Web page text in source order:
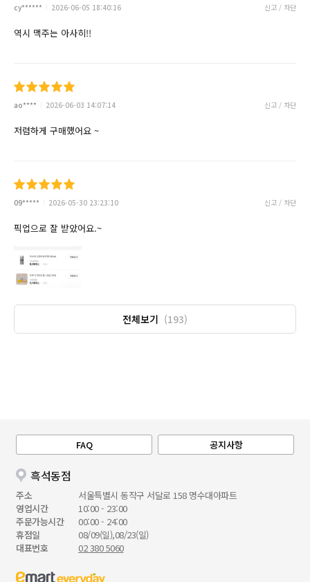
cy****** 2026-06-05 18:40:16 신고 / 차단
역시 맥주는 아사히!!
ao**** 2026-06-03 14:07:14 신고 / 차단
저렴하게 구매했어요 ~
09***** 2026-05-30 23:23:10 신고 / 차단
픽업으로 잘 받았어요.~
전체보기 (193)
FAQ 공지사항
흑석동점
주소
서울특별시 동작구 서달로 158 명수대아파트
영업시간
10:00 - 23:00
주문가능시간
00:00 - 24:00
휴점일
08/09(일),08/23(일)
대표번호
02 380 5060